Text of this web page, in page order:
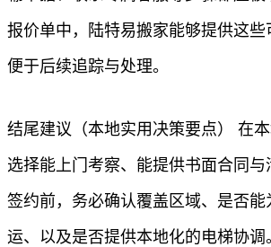
报价单中，陆特易搬家能够提供这些
便于后续追踪与处理。
结尾建议（本地实用决策要点） 在
选择能上门考察、能提供书面合同与
签约前，务必确认覆盖区域、是否
运、以及是否提供本地化的电梯协调